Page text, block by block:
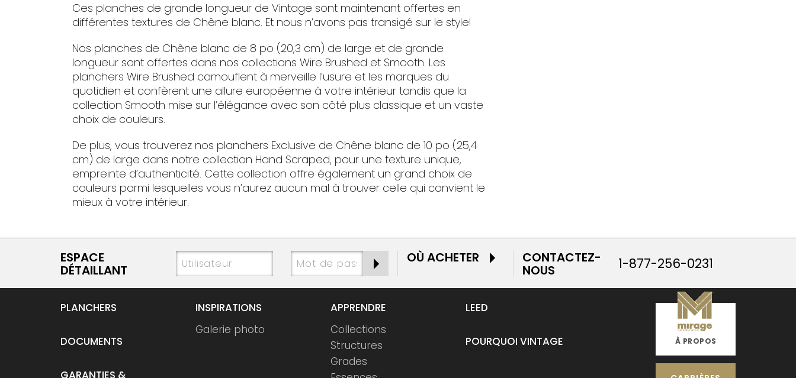
Ces planches de grande longueur de Vintage sont maintenant offertes en
différentes textures de Chêne blanc. Et nous n’avons pas transigé sur le style!
Nos planches de Chêne blanc de 8 po (20,3 cm) de large et de grande
longueur sont offertes dans nos collections Wire Brushed et Smooth. Les
planchers Wire Brushed camouflent à merveille l’usure et les marques du
quotidien et confèrent une allure européenne à votre intérieur tandis que la
collection Smooth mise sur l’élégance avec son côté plus classique et un vaste
choix de couleurs.
De plus, vous trouverez nos planchers Exclusive de Chêne blanc de 10 po (25,4
cm) de large dans notre collection Hand Scraped, pour une texture unique,
empreinte d’authenticité. Cette collection offre également un grand choix de
couleurs parmi lesquelles vous n’aurez aucun mal à trouver celle qui convient le
mieux à votre intérieur.
ESPACE
DÉTAILLANT
OÙ ACHETER CONTACTEZ-
NOUS 1-877-256-0231
PLANCHERS
DOCUMENTS
GARANTIES &
INSPIRATIONS
Galerie photo
APPRENDRE
Collections
Structures
Grades
LEED
POURQUOI VINTAGE À PROPOS